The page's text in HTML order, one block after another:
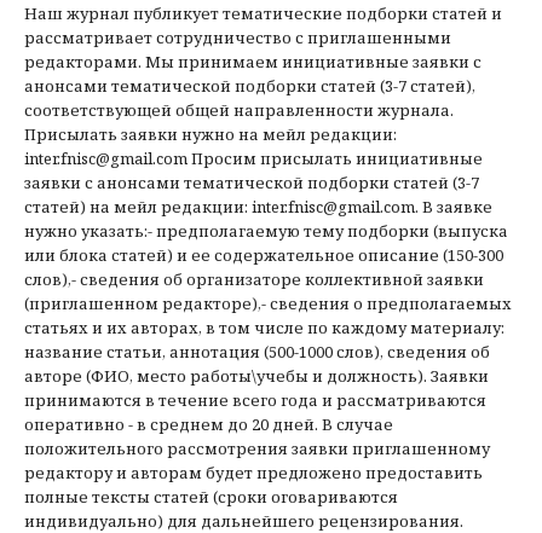
Наш журнал публикует тематические подборки статей и
рассматривает сотрудничество с приглашенными
редакторами. Мы принимаем инициативные заявки с
анонсами тематической подборки статей (3-7 статей),
соответствующей общей направленности журнала.
Присылать заявки нужно на мейл редакции:
inter.fnisc@gmail.com Просим присылать инициативные
заявки с анонсами тематической подборки статей (3-7
статей) на мейл редакции: inter.fnisc@gmail.com. В заявке
нужно указать:- предполагаемую тему подборки (выпуска
или блока статей) и ее содержательное описание (150-300
слов),- сведения об организаторе коллективной заявки
(приглашенном редакторе),- сведения о предполагаемых
статьях и их авторах, в том числе по каждому материалу:
название статьи, аннотация (500-1000 слов), сведения об
авторе (ФИО, место работы\учебы и должность). Заявки
принимаются в течение всего года и рассматриваются
оперативно - в среднем до 20 дней. В случае
положительного рассмотрения заявки приглашенному
редактору и авторам будет предложено предоставить
полные тексты статей (сроки оговариваются
индивидуально) для дальнейшего рецензирования.